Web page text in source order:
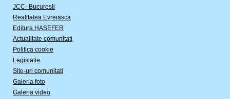
JCC- Bucuresti
Realitatea Evreiasca
Editura HASEFER
Actualitate comunitati
Politica cookie
Legislatie
Site-uri comunitati
Galeria foto
Galeria video